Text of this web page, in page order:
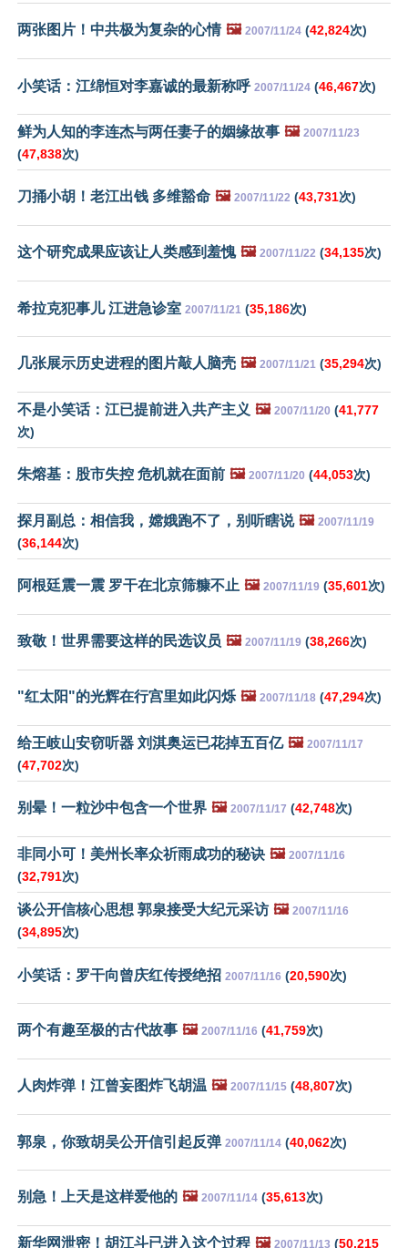
两张图片！中共极为复杂的心情 🖼️ 2007/11/24 (42,824次)
小笑话：江绵恒对李嘉诚的最新称呼 2007/11/24 (46,467次)
鲜为人知的李连杰与两任妻子的姻缘故事 🖼️ 2007/11/23
(47,838次)
刀捅小胡！老江出钱 多维豁命 🖼️ 2007/11/22 (43,731次)
这个研究成果应该让人类感到羞愧 🖼️ 2007/11/22 (34,135次)
希拉克犯事儿 江进急诊室 2007/11/21 (35,186次)
几张展示历史进程的图片敲人脑壳 🖼️ 2007/11/21 (35,294次)
不是小笑话：江已提前进入共产主义 🖼️ 2007/11/20 (41,777
次)
朱熔基：股市失控 危机就在面前 🖼️ 2007/11/20 (44,053次)
探月副总：相信我，嫦娥跑不了，别听瞎说 🖼️ 2007/11/19
(36,144次)
阿根廷震一震 罗干在北京筛糠不止 🖼️ 2007/11/19 (35,601次)
致敬！世界需要这样的民选议员 🖼️ 2007/11/19 (38,266次)
"红太阳"的光辉在行宫里如此闪烁 🖼️ 2007/11/18 (47,294次)
给王岐山安窃听器 刘淇奥运已花掉五百亿 🖼️ 2007/11/17
(47,702次)
别晕！一粒沙中包含一个世界 🖼️ 2007/11/17 (42,748次)
非同小可！美州长率众祈雨成功的秘诀 🖼️ 2007/11/16
(32,791次)
谈公开信核心思想 郭泉接受大纪元采访 🖼️ 2007/11/16
(34,895次)
小笑话：罗干向曾庆红传授绝招 2007/11/16 (20,590次)
两个有趣至极的古代故事 🖼️ 2007/11/16 (41,759次)
人肉炸弹！江曾妄图炸飞胡温 🖼️ 2007/11/15 (48,807次)
郭泉，你致胡吴公开信引起反弹 2007/11/14 (40,062次)
别急！上天是这样爱他的 🖼️ 2007/11/14 (35,613次)
新华网泄密！胡江斗已进入这个过程 🖼️ 2007/11/13 (50,215